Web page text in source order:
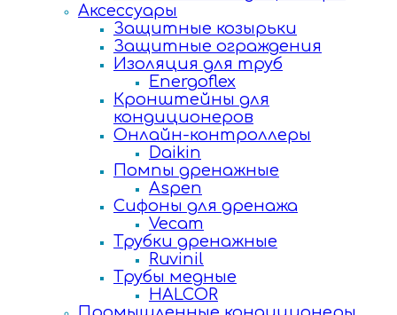
Аксессуары
Защитные козырьки
Защитные ограждения
Изоляция для труб
Energoflex
Кронштейны для
кондиционеров
Онлайн-контроллеры
Daikin
Помпы дренажные
Aspen
Сифоны для дренажа
Vecam
Трубки дренажные
Ruvinil
Трубы медные
HALCOR